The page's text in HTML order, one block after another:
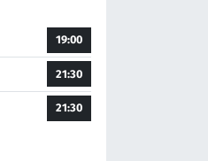
19:00
21:30
21:30